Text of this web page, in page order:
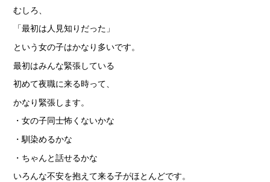
むしろ、
「最初は人見知りだった」
という女の子はかなり多いです。
最初はみんな緊張している
初めて夜職に来る時って、
かなり緊張します。
・女の子同士怖くないかな
・馴染めるかな
・ちゃんと話せるかな
いろんな不安を抱えて来る子がほとんどです。